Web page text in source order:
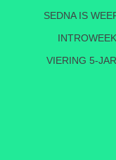
SEDNA IS
VIERING 5-